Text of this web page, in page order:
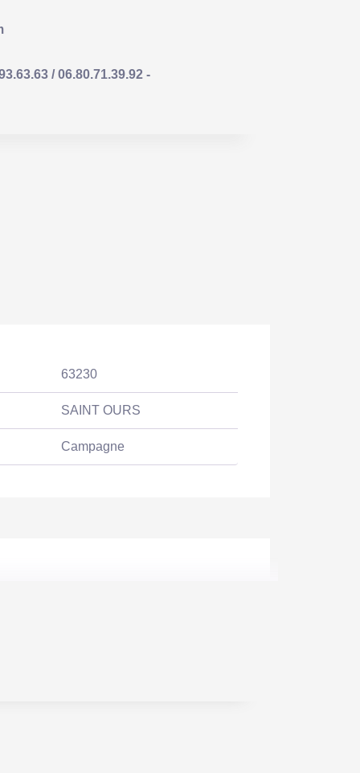
/ 06.80.71.39.92 -
63230
SAINT OURS
Campagne